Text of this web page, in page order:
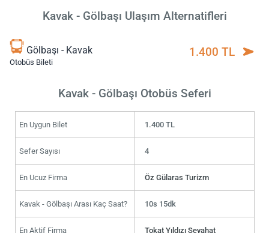
Kavak - Gölbaşı Ulaşım Alternatifleri
Gölbaşı - Kavak
Otobüs Bileti
1.400 TL
Kavak - Gölbaşı Otobüs Seferi
En Uygun Bilet 1.400 TL
Sefer Sayısı 4
En Ucuz Firma Öz Gülaras Turizm
Kavak - Gölbaşı Arası Kaç Saat? 10s 15dk
En Aktif Firma Tokat Yıldızı Seyahat